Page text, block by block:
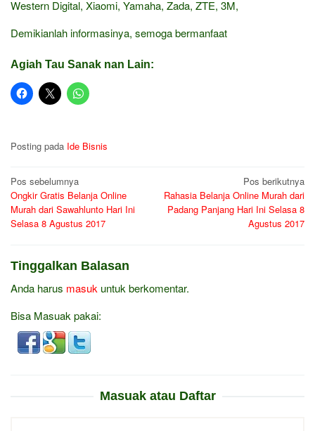
Western Digital, Xiaomi, Yamaha, Zada, ZTE, 3M,
Demikianlah informasinya, semoga bermanfaat
Agiah Tau Sanak nan Lain:
Posting pada Ide Bisnis
Navigasi
pos
Pos sebelumnya
Ongkir Gratis Belanja Online
Murah dari Sawahlunto Hari Ini
Selasa 8 Agustus 2017
Pos berikutnya
Rahasia Belanja Online Murah dari
Padang Panjang Hari Ini Selasa 8
Agustus 2017
Tinggalkan Balasan
Anda harus masuk untuk berkomentar.
Bisa Masuak pakai:
Masuak atau Daftar